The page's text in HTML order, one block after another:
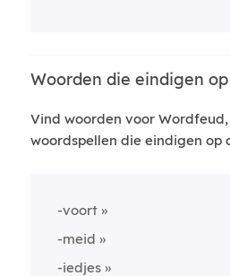
Woorden die eindigen op
Vind woorden voor
woordspellen die eindigen op
-voort
-meid
-iedjes